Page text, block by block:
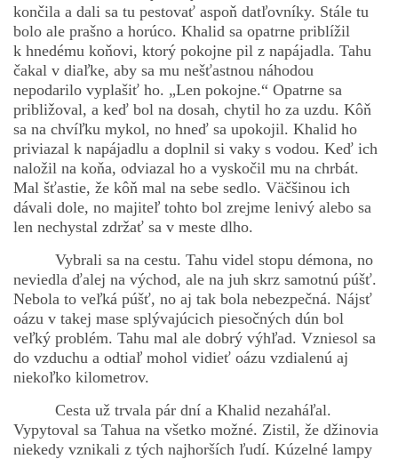
končila a dali sa tu pestovať aspoň datľovníky. Stále tu
bolo ale prašno a horúco. Khalid sa opatrne priblížil
k hnedému koňovi, ktorý pokojne pil z napájadla. Tahu
čakal v diaľke, aby sa mu nešťastnou náhodou
nepodarilo vyplašiť ho. „Len pokojne.“ Opatrne sa
približoval, a keď bol na dosah, chytil ho za uzdu. Kôň
sa na chvíľku mykol, no hneď sa upokojil. Khalid ho
priviazal k napájadlu a doplnil si vaky s vodou. Keď ich
naložil na koňa, odviazal ho a vyskočil mu na chrbát.
Mal šťastie, že kôň mal na sebe sedlo. Väčšinou ich
dávali dole, no majiteľ tohto bol zrejme lenivý alebo sa
len nechystal zdržať sa v meste dlho.
Vybrali sa na cestu. Tahu videl stopu démona, no
neviedla ďalej na východ, ale na juh skrz samotnú púšť.
Nebola to veľká púšť, no aj tak bola nebezpečná. Nájsť
oázu v takej mase splývajúcich piesočných dún bol
veľký problém. Tahu mal ale dobrý výhľad. Vzniesol sa
do vzduchu a odtiaľ mohol vidieť oázu vzdialenú aj
niekoľko kilometrov.
Cesta už trvala pár dní a Khalid nezaháľal.
Vypytoval sa Tahua na všetko možné. Zistil, že džinovia
niekedy vznikali z tých najhorších ľudí. Kúzelné lampy